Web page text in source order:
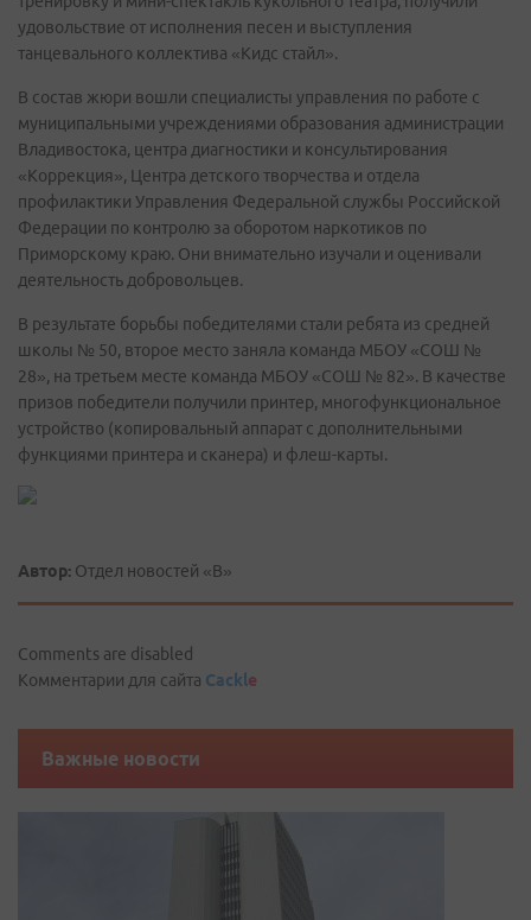
удовольствие от исполнения песен и выступления
танцевального коллектива «Кидс стайл».
В состав жюри вошли специалисты управления по работе с
муниципальными учреждениями образования администрации
Владивостока, центра диагностики и консультирования
«Коррекция», Центра детского творчества и отдела
профилактики Управления Федеральной службы Российской
Федерации по контролю за оборотом наркотиков по
Приморскому краю. Они внимательно изучали и оценивали
деятельность добровольцев.
В результате борьбы победителями стали ребята из средней
школы № 50, второе место заняла команда МБОУ «СОШ №
28», на третьем месте команда МБОУ «СОШ № 82». В качестве
призов победители получили принтер, многофункциональное
устройство (копировальный аппарат с дополнительными
функциями принтера и сканера) и флеш-карты.
Автор: Отдел новостей «В»
Comments are disabled
Комментарии для сайта Cackle
Важные новости